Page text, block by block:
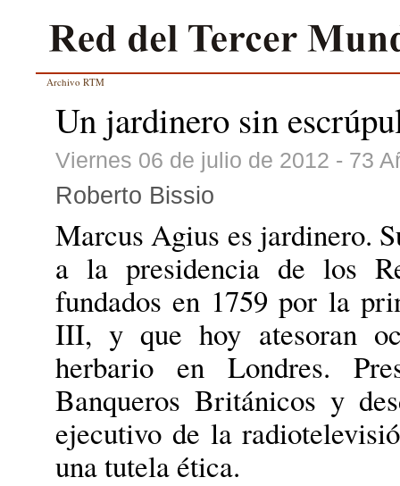
Archivo RTM
Un jardinero sin
Viernes 06 de julio de 2012 - 73
Roberto Bissio
Marcus Agius es jardinero.
a la presidencia de los
fundados en 1759 por la
III, y que hoy atesoran
herbario en Londres.
Banqueros Británicos y
ejecutivo de la
una tutela ética.